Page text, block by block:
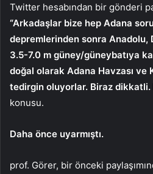
Twitter hesabından bir gönderi
“Arkadaşlar bize hep Adana
depremlerinden sonra Anadolu,
3.5-7.0 m güney/güneybatıya
doğal olarak Adana Havzası ve
tedirgin oluyorlar. Biraz dikkatli.
konusu.
Daha önce uyarmıştı.
prof. Görer, bir önceki